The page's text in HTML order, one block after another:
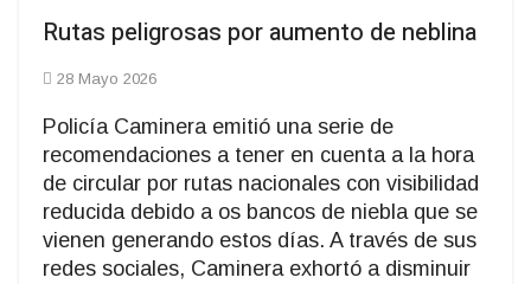
Rutas peligrosas por aumento de neblina
28 Mayo 2026
Policía Caminera emitió una serie de
recomendaciones a tener en cuenta a la hora
de circular por rutas nacionales con visibilidad
reducida debido a os bancos de niebla que se
vienen generando estos días. A través de sus
redes sociales, Caminera exhortó a disminuir